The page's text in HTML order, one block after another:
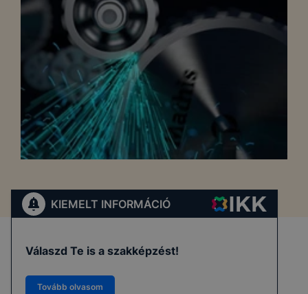
KIEMELT INFORMÁCIÓ
Válaszd Te is a szakképzést!
Tovább olvasom